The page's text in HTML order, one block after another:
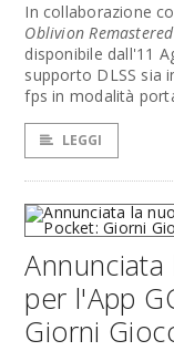
In collaborazione
Oblivion Remastered
disponibile dall'11
supporto DLSS sia
fps in modalità
LEGGI
per l'App
Giorni